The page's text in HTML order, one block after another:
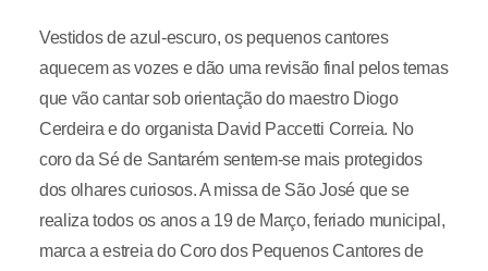
Vestidos de azul-escuro, os pequenos cantores
aquecem as vozes e dão uma revisão final pelos temas
que vão cantar sob orientação do maestro Diogo
Cerdeira e do organista David Paccetti Correia. No
coro da Sé de Santarém sentem-se mais protegidos
dos olhares curiosos. A missa de São José que se
realiza todos os anos a 19 de Março, feriado municipal,
marca a estreia do Coro dos Pequenos Cantores de